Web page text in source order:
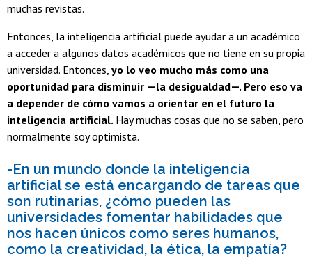
muchas revistas.
Entonces, la inteligencia artificial puede ayudar a un académico
a acceder a algunos datos académicos que no tiene en su propia
universidad. Entonces, yo lo veo mucho más como una
oportunidad para disminuir —la desigualdad—. Pero eso va
a depender de cómo vamos a orientar en el futuro la
inteligencia artificial. Hay muchas cosas que no se saben, pero
normalmente soy optimista.
-En un mundo donde la inteligencia
artificial se está encargando de tareas que
son rutinarias, ¿cómo pueden las
universidades fomentar habilidades que
nos hacen únicos como seres humanos,
como la creatividad, la ética, la empatía?